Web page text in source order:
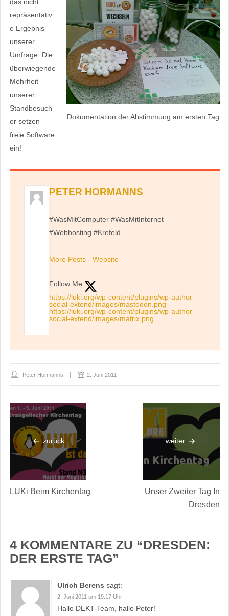
Dokumentation der Abstimmung am ersten Tag
das nicht
repräsentativ
e Ergebnis
unserer
Umfrage: Die
überwiegende
Mehrheit
unserer
Standbesuch
er setzen
freie Software
ein!
PETER HORMANNS
#WasMitComputer #WasMitInternet
#Webhosting #Krefeld
More Posts -Website
Follow Me:
https://luki.org/wp-content/plugins/wp-author-
social-extend/images/mastodon.png
https://luki.org/wp-content/plugins/wp-author-
social-extend/images/matrix.png
Peter Hormanns 2. Juni 2011
zurück
LUKi Beim Kirchentag
weiter
Unser Zweiter Tag In
Dresden
4 KOMMENTARE ZU “DRESDEN:
DER ERSTE TAG”
Ulrich Berens sagt:
2. Juni 2011 um 19:17 Uhr
Hallo DEKT-Team, hallo Peter!